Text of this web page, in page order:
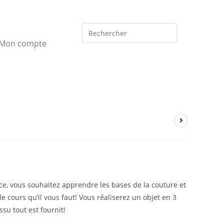
compte
vous souhaitez apprendre les bases de la couture et
cours qu’il vous faut! Vous réaliserez un objet en 3
tout est fournit!